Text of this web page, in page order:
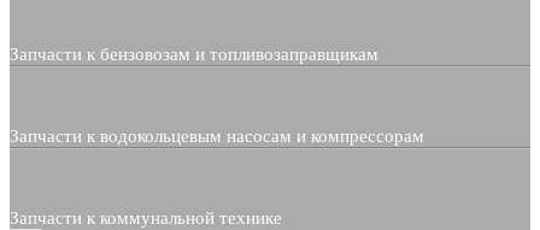
Запчасти к бензовозам и топливозаправщикам
Запчасти к водокольцевым насосам и компрессорам
Запчасти к коммунальной технике